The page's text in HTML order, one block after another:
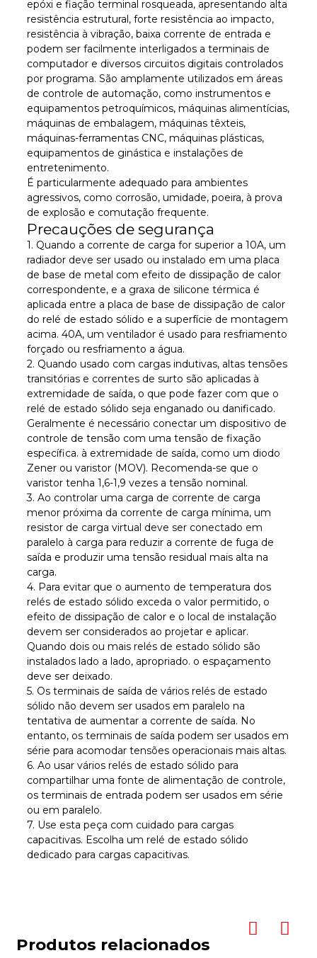
epóxi e fiação terminal rosqueada, apresentando alta
resistência estrutural, forte resistência ao impacto,
resistência à vibração, baixa corrente de entrada e
podem ser facilmente interligados a terminais de
computador e diversos circuitos digitais controlados
por programa. São amplamente utilizados em áreas
de controle de automação, como instrumentos e
equipamentos petroquímicos, máquinas alimentícias,
máquinas de embalagem, máquinas têxteis,
máquinas-ferramentas CNC, máquinas plásticas,
equipamentos de ginástica e instalações de
entretenimento.
É particularmente adequado para ambientes
agressivos, como corrosão, umidade, poeira, à prova
de explosão e comutação frequente.
Precauções de segurança
1. Quando a corrente de carga for superior a 10A, um
radiador deve ser usado ou instalado em uma placa
de base de metal com efeito de dissipação de calor
correspondente, e a graxa de silicone térmica é
aplicada entre a placa de base de dissipação de calor
do relé de estado sólido e a superfície de montagem
acima. 40A, um ventilador é usado para resfriamento
forçado ou resfriamento a água.
2. Quando usado com cargas indutivas, altas tensões
transitórias e correntes de surto são aplicadas à
extremidade de saída, o que pode fazer com que o
relé de estado sólido seja enganado ou danificado.
Geralmente é necessário conectar um dispositivo de
controle de tensão com uma tensão de fixação
específica. à extremidade de saída, como um diodo
Zener ou varistor (MOV). Recomenda-se que o
varistor tenha 1,6-1,9 vezes a tensão nominal.
3. Ao controlar uma carga de corrente de carga
menor próxima da corrente de carga mínima, um
resistor de carga virtual deve ser conectado em
paralelo à carga para reduzir a corrente de fuga de
saída e produzir uma tensão residual mais alta na
carga.
4. Para evitar que o aumento de temperatura dos
relés de estado sólido exceda o valor permitido, o
efeito de dissipação de calor e o local de instalação
devem ser considerados ao projetar e aplicar.
Quando dois ou mais relés de estado sólido são
instalados lado a lado, apropriado. o espaçamento
deve ser deixado.
5. Os terminais de saída de vários relés de estado
sólido não devem ser usados ​​em paralelo na
tentativa de aumentar a corrente de saída. No
entanto, os terminais de saída podem ser usados ​​em
série para acomodar tensões operacionais mais altas.
6. Ao usar vários relés de estado sólido para
compartilhar uma fonte de alimentação de controle,
os terminais de entrada podem ser usados ​​em série
ou em paralelo.
7. Use esta peça com cuidado para cargas
capacitivas. Escolha um relé de estado sólido
dedicado para cargas capacitivas.
Produtos relacionados